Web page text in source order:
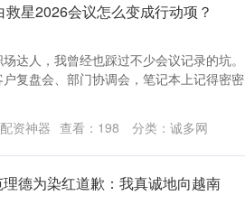
星2026会议怎么变成行动项？
达人，我曾经也踩过不少会议记录的坑。
复盘会、部门协调会，笔记本上记得密密
资神器 查看： 198 分类： 诚多网
德为染红道歉：我真诚地向越南